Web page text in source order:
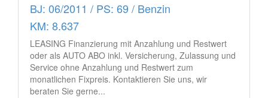
BJ: 06/2011 / PS: 69 / Benzin
KM: 8.637
LEASING Finanzierung mit Anzahlung und Restwert
oder als AUTO ABO inkl. Versicherung, Zulassung und
Service ohne Anzahlung und Restwert zum
monatlichen Fixpreis. Kontaktieren Sie uns, wir
beraten Sie gerne...